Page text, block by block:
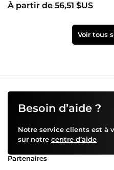
À partir de 56,51 $US
Voir tous
Besoin d’aide ?
Notre service clients est à
sur notre centre d’aide
Partenaires